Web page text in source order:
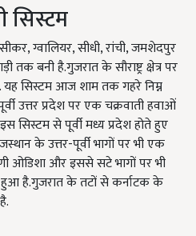
सिस्टम
ग्वालियर, सीधी, रांची, जमशेदपुर
तक बनी है.गुजरात के सौराष्ट्र क्षेत्र पर
यह सिस्टम आज शाम तक गहरे निम्न
उत्तर प्रदेश पर एक चक्रवाती हवाओं
सिस्टम से पूर्वी मध्य प्रदेश होते हुए
के उत्तर-पूर्वी भागों पर भी एक
ओडिशा और इससे सटे भागों पर भी
हुआ है.गुजरात के तटों से कर्नाटक के